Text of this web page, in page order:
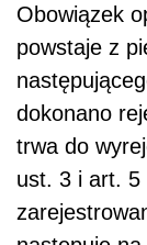
Obowiązek
powstaje z
dokonano
trwa do
ust. 3 i art. 5